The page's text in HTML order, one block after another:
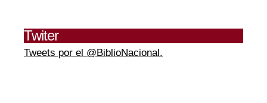
Twiter
Tweets por el @BiblioNacional.